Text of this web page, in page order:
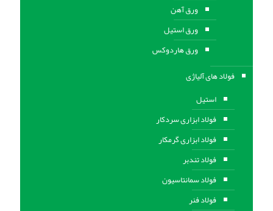
ورق آهن
ورق استيل
ورق هاردوکس
فولاد های آلیاژی
استیل
فولاد ابزاری سردکار
فولاد ابزاری گرمکار
فولاد تندبر
فولاد سمانتاسیون
فولاد فنر